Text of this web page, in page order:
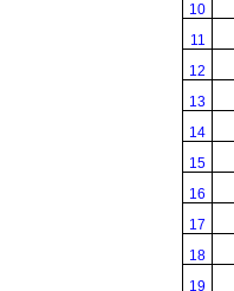
10
11
12
13
14
15
16
17
18
19